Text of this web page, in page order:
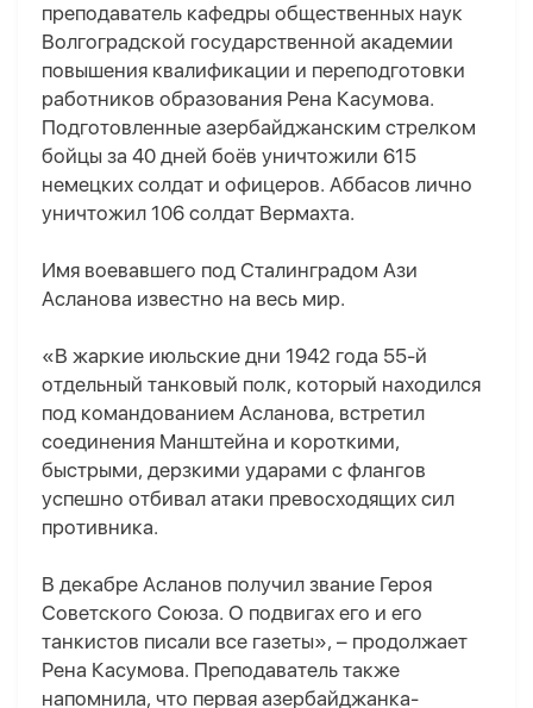
преподаватель кафедры общественных наук
Волгоградской государственной академии
повышения квалификации и переподготовки
работников образования Рена Касумова.
Подготовленные азербайджанским стрелком
бойцы за 40 дней боёв уничтожили 615
немецких солдат и офицеров. Аббасов лично
уничтожил 106 солдат Вермахта.
Имя воевавшего под Сталинградом Ази
Асланова известно на весь мир.
«В жаркие июльские дни 1942 года 55-й
отдельный танковый полк, который находился
под командованием Асланова, встретил
соединения Манштейна и короткими,
быстрыми, дерзкими ударами с флангов
успешно отбивал атаки превосходящих сил
противника.
В декабре Асланов получил звание Героя
Советского Союза. О подвигах его и его
танкистов писали все газеты», – продолжает
Рена Касумова. Преподаватель также
напомнила, что первая азербайджанка-